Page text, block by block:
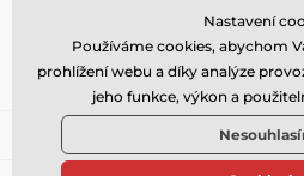
Nastavení
Používáme cookies, abychom
prohlížení webu a díky analýze
jeho funkce, výkon a